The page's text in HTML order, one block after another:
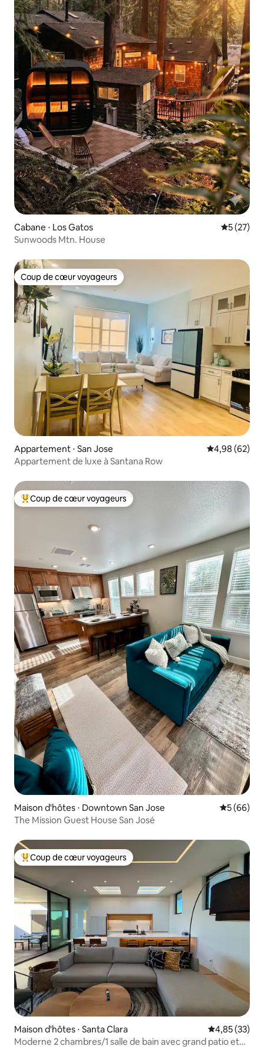
Cabane ⋅ Los Gatos
5 (27)
Sunwoods Mtn. House
Coup de cœur voyageurs
Coup de cœur voyageurs
Appartement ⋅ San Jose Évaluation
4,98 (62)
Appartement de luxe à Santana Row
Coups de cœur voyageurs les plus appréciés
Coup de cœur voyageurs
Maison d'hôtes ⋅ Downtown San Jose
5 (66)
The Mission Guest House San José
Coups de cœur voyageurs les plus appréciés
Coup de cœur voyageurs
Maison d'hôtes ⋅ Santa Clara Évaluation
4,85 (33)
Moderne 2 chambres/1 salle de bain avec grand patio et